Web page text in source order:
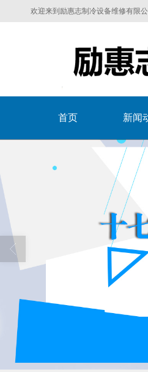
欢迎来到励惠志制冷设备维修有限公
首页 新闻